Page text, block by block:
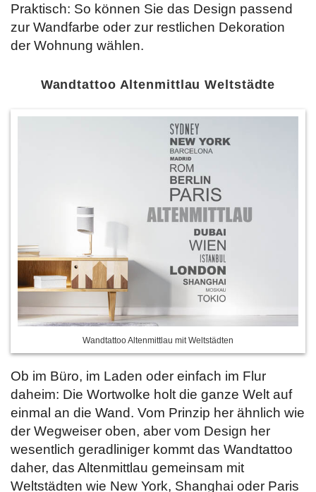
Praktisch: So können Sie das Design passend
zur Wandfarbe oder zur restlichen Dekoration
der Wohnung wählen.
Wandtattoo Altenmittlau Weltstädte
Wandtattoo Altenmittlau mit Weltstädten
Ob im Büro, im Laden oder einfach im Flur
daheim: Die Wortwolke holt die ganze Welt auf
einmal an die Wand. Vom Prinzip her ähnlich wie
der Wegweiser oben, aber vom Design her
wesentlich geradliniger kommt das Wandtattoo
daher, das Altenmittlau gemeinsam mit
Weltstädten wie New York, Shanghai oder Paris